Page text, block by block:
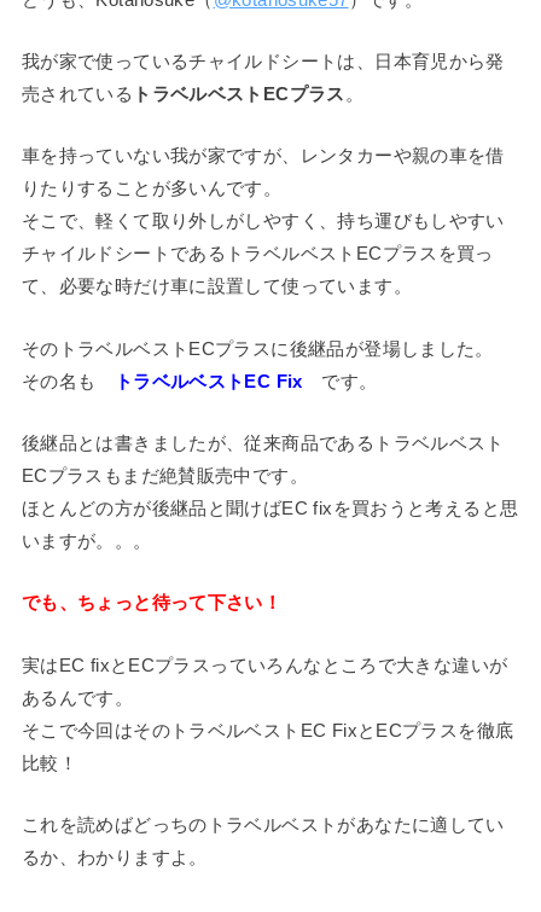
我が家で使っているチャイルドシートは、日本育児から発
売されている トラベルベストECプラス 。
車を持っていない我が家ですが、レンタカーや親の車を借
りたりすることが多いんです。
そこで、軽くて取り外しがしやすく、持ち運びもしやすい
チャイルドシートであるトラベルベストECプラスを買っ
て、必要な時だけ車に設置して使っています。
そのトラベルベストECプラスに後継品が登場しました。
その名も
トラベルベストEC Fix です。
後継品とは書きましたが、従来商品であるトラベルベスト
ECプラスもまだ絶賛販売中です。
ほとんどの方が後継品と聞けばEC fixを買おうと考えると思
いますが。。。
でも、ちょっと待って下さい！
実はEC fixとECプラスっていろんなところで大きな違いが
あるんです。
そこで今回はそのトラベルベストEC FixとECプラスを徹底
比較！
これを読めばどっちのトラベルベストがあなたに適してい
るか、わかりますよ。